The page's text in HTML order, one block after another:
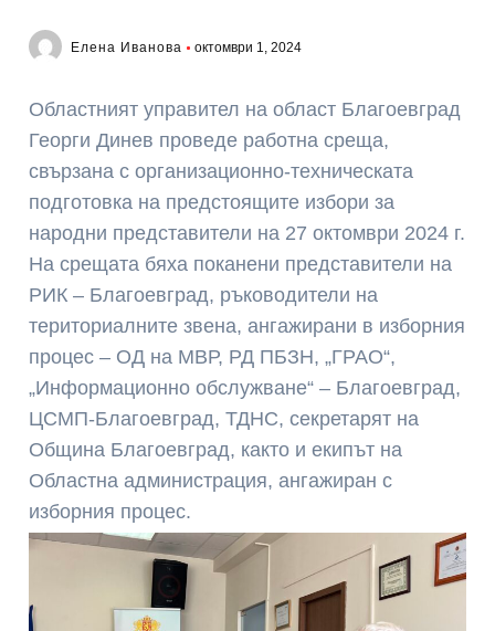
Елена Иванова октомври 1, 2024
Областният управител на област Благоевград
Георги Динев проведе работна среща,
свързана с организационно-техническата
подготовка на предстоящите избори за
народни представители на 27 октомври 2024 г.
На срещата бяха поканени представители на
РИК – Благоевград, ръководители на
териториалните звена, ангажирани в изборния
процес – ОД на МВР, РД ПБЗН, „ГРАО“,
„Информационно обслужване“ – Благоевград,
ЦСМП-Благоевград, ТДНС, секретарят на
Община Благоевград, както и екипът на
Областна администрация, ангажиран с
изборния процес.